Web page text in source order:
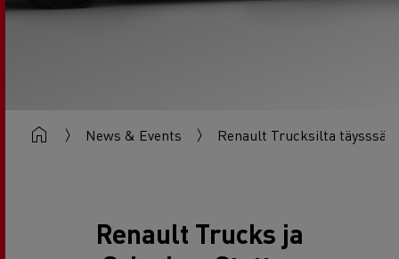
News & Events Renault Trucksilta
Renault Trucks ja